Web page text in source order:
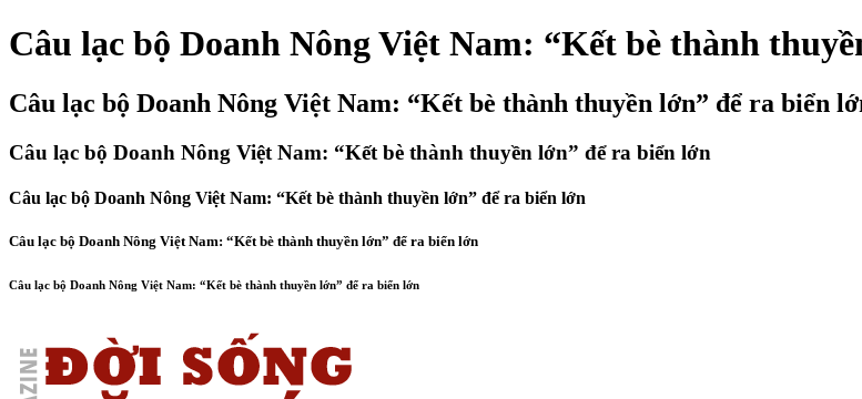
Câu lạc bộ Doanh Nông Việt Nam: “Kết bè thành
Câu lạc bộ Doanh Nông Việt Nam: “Kết bè thành thuyền lớn” để ra biển
Câu lạc bộ Doanh Nông Việt Nam: “Kết bè thành thuyền lớn” để ra biển lớn
Câu lạc bộ Doanh Nông Việt Nam: “Kết bè thành thuyền lớn” để ra biển lớn
Câu lạc bộ Doanh Nông Việt Nam: “Kết bè thành thuyền lớn” để ra biển lớn
Câu lạc bộ Doanh Nông Việt Nam: “Kết bè thành thuyền lớn” để ra biển lớn